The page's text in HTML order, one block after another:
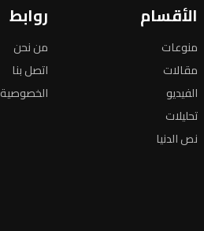
الأقسام
منوعات
مقالات
الفيديو
تحليلات
نص الدنيا
روابط
من نحن
اتصل بنا
الخصوصية